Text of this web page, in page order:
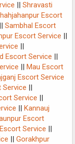
|| Shravasti
Escort
|| Sambhal Escort
Escort Service ||
||
Escort Service ||
|| Mau Escort
Escort Service
Service ||
Service ||
|| Kannauj
Escort
Service ||
|| Gorakhpur